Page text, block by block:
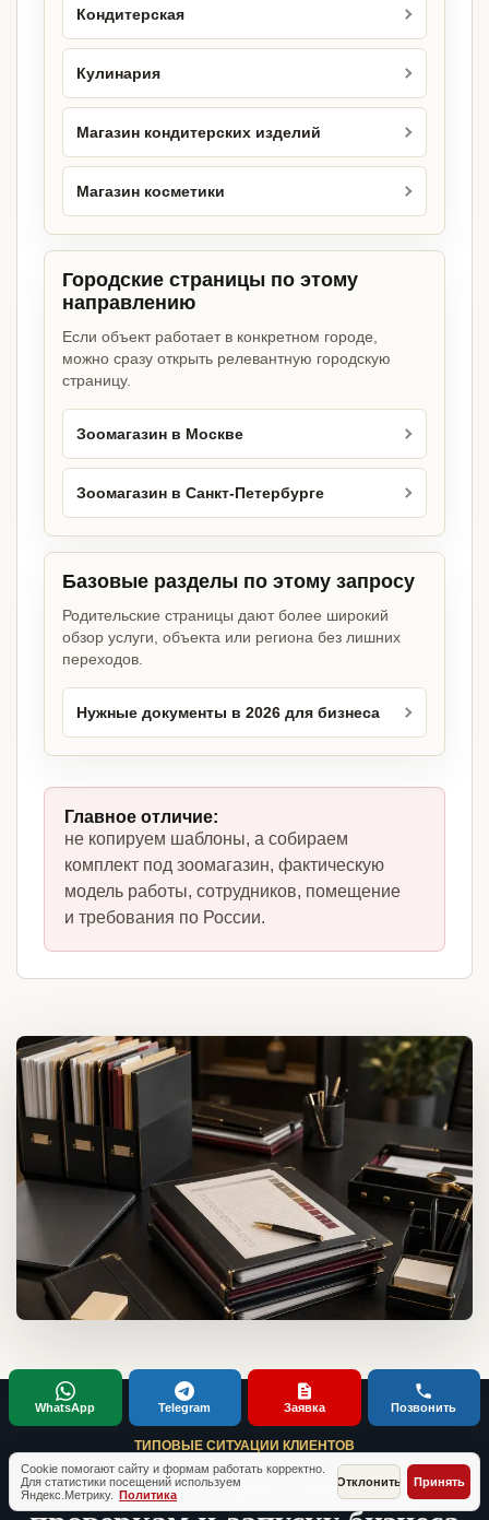
Кондитерская
Кулинария
Магазин кондитерских изделий
Магазин косметики
Городские страницы по этому
направлению
Если объект работает в конкретном городе,
можно сразу открыть релевантную городскую
страницу.
Зоомагазин в Москве
Зоомагазин в Санкт-Петербурге
Базовые разделы по этому запросу
Родительские страницы дают более широкий
обзор услуги, объекта или региона без лишних
переходов.
Нужные документы в 2026 для бизнеса
Главное отличие:
не копируем шаблоны, а собираем
комплект под зоомагазин, фактическую
модель работы, сотрудников, помещение
и требования по России.
ТИПОВЫЕ СИТУАЦИИ КЛИЕНТОВ
Кейсы по документам,
Cookie помогают сайту и формам работать корректно.
Для статистики посещений используем
Яндекс.Метрику. Политика
Отклонить Принять
WhatsApp Telegram Заявка Позвонить